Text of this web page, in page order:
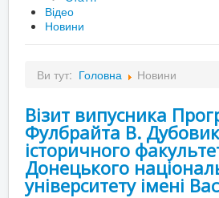
Відео
Новини
Ви тут: Головна Новини
Візит випусника
Фулбрайта В.
історичного
Донецького
університету імені